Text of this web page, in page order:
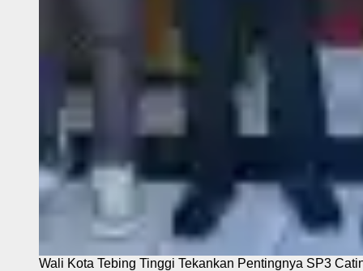
Wali Kota Tebing Tinggi Tekankan Pentingnya SP3